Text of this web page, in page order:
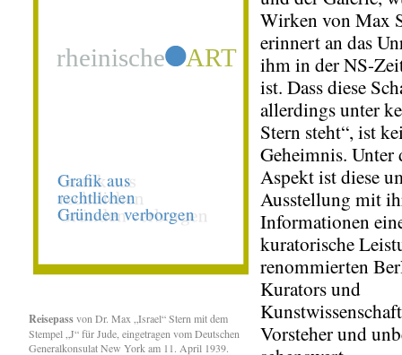
Reisepassvon Dr. Max „Israel“ Stern mit dem
Stempel „J“ für Jude, eingetragen vom Deutschen
Generalkonsulat New York am 11. April 1939.
Wirken von Max
erinnert an das
ihm in der NS-
ist. Dass diese
allerdings unter
Stern steht“, ist
Geheimnis. Unter
Aspekt ist diese
Ausstellung mit
Informationen
kuratorische
renommierten
Kurators und
Vorsteher und